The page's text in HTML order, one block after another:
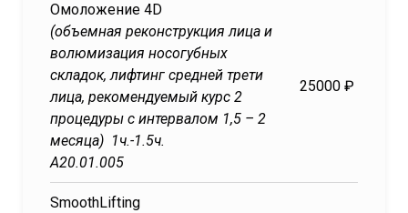
Омоложение 4D
(объемная реконструкция лица и
волюмизация носогубных
складок, лифтинг средней трети
лица, рекомендуемый курс 2
процедуры с интервалом 1,5 – 2
месяца) 1ч.-1.5ч.
А20.01.005
25000 ₽
SmoothLifting